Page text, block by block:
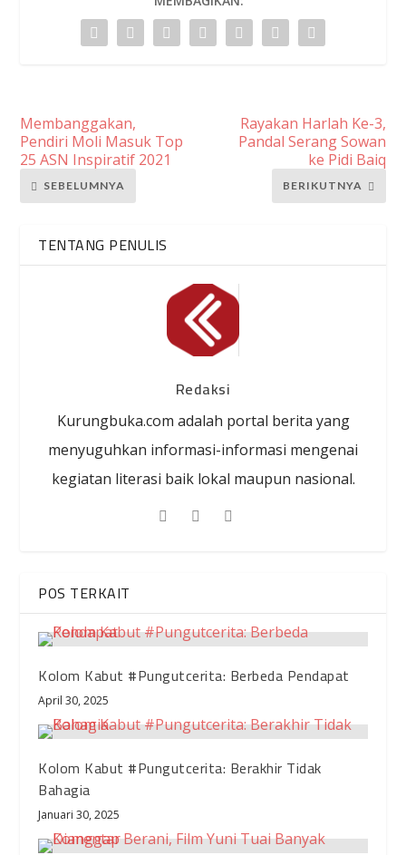
Membanggakan,
Pendiri Moli Masuk Top
25 ASN Inspiratif 2021
SEBELUMNYA
Rayakan Harlah Ke-3,
Pandal Serang Sowan
ke Pidi Baiq
BERIKUTNYA
TENTANG PENULIS
Redaksi
Kurungbuka.com adalah portal berita yang
menyuguhkan informasi-informasi mengenai
kegiatan literasi baik lokal maupun nasional.
POS TERKAIT
Kolom Kabut #Pungutcerita: Berbeda Pendapat
April 30, 2025
Kolom Kabut #Pungutcerita: Berakhir Tidak
Bahagia
Januari 30, 2025